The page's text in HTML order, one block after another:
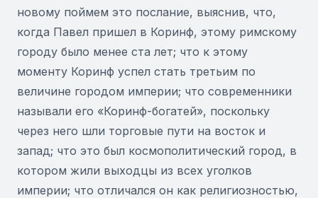
новому поймем это послание, выяснив, что,
когда Павел пришел в Коринф, этому римскому
городу было менее ста лет; что к этому
моменту Коринф успел стать третьим по
величине городом империи; что современники
называли его «Коринф-богатей», поскольку
через него шли торговые пути на восток и
запад; что это был космополитический город, в
котором жили выходцы из всех уголков
империи; что отличался он как религиозностью,